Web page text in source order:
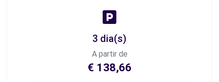
3 dia(s)
A partir de
€ 138,66